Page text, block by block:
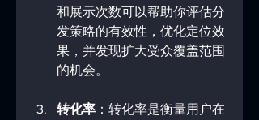
和展示次数可以帮助你评估分
发策略的有效性，优化定位效
果，并发现扩大受众覆盖范围
的机会。
转化率 ：转化率是衡量用户在